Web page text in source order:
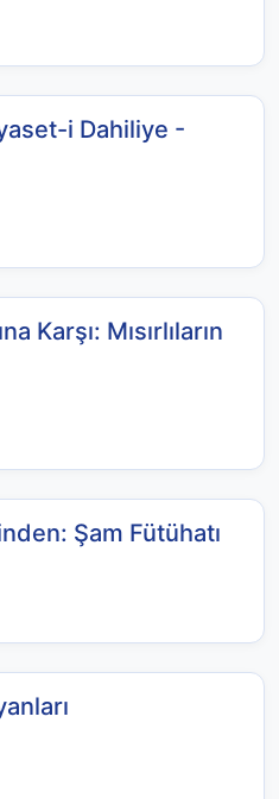
i Dahiliye -
Karşı: Mısırlıların
Şam Fütühatı